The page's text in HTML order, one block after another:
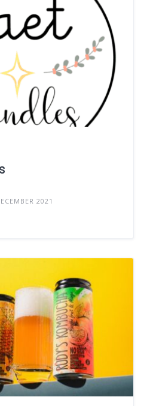
2021